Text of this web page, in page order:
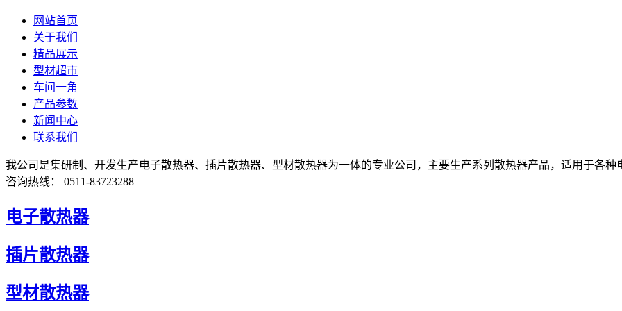
网站首页
关于我们
精品展示
型材超市
车间一角
产品参数
新闻中心
联系我们
我公司是集研制、开发生产电子散热器、插片散热器、型材散热器为一体的专业公司，主要生产系列散热器产品，适用于各种
咨询热线： 0511-83723288
电子散热器
插片散热器
型材散热器